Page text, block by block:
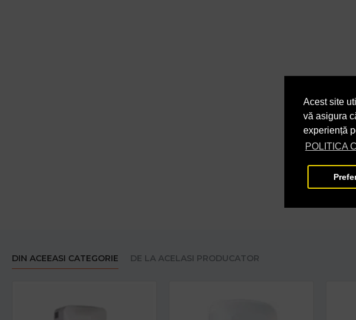
Acest site
vă asigura
experiență
POLITICA
DIN ACEEASI CATEGORIE DE LA ACELASI PRODUCATOR